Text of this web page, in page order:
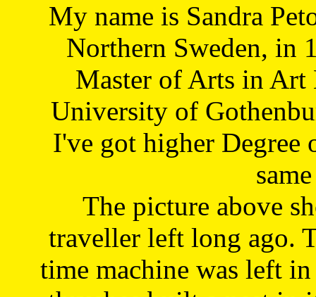
My name is Sandra
Northern Sweden, in
Master of Arts in Art
University of
I've got higher Degree
The picture above
traveller left long ago.
time machine was left